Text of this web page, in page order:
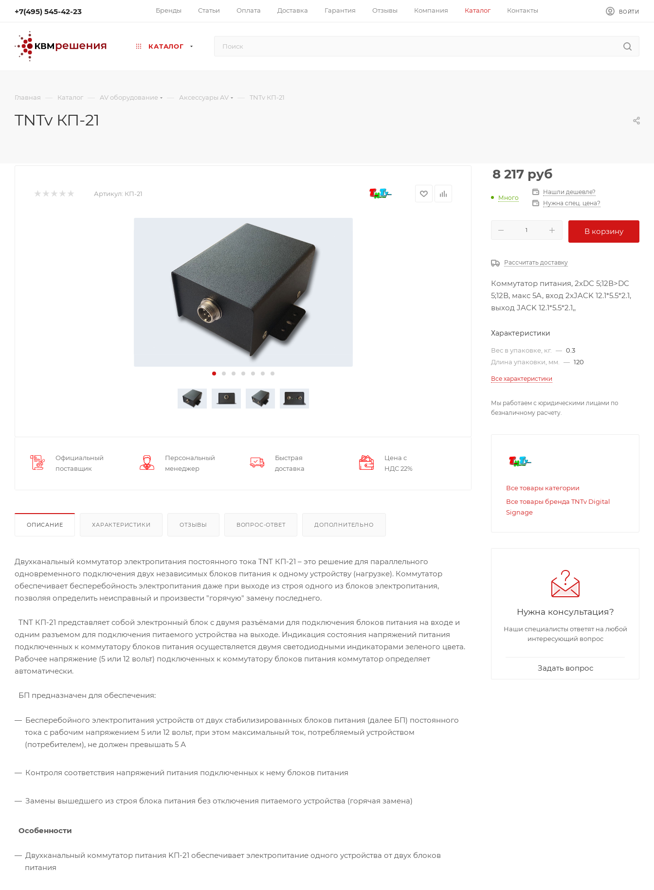
+7(495) 545-42-23 Бренды Статьи Оплата Доставка Гарантия Отзывы Компания Каталог Контакты ВОЙТИ
КАТАЛОГ
Главная — Каталог — AV оборудование — Аксессуары AV — TNTv КП-21
TNTv КП-21
Артикул: КП-21
Официальный
поставщик
Персональный
менеджер
Быстрая
доставка
Цена с
НДС 22%
ОПИСАНИЕ ХАРАКТЕРИСТИКИ ОТЗЫВЫ ВОПРОС-ОТВЕТ ДОПОЛНИТЕЛЬНО
Двухканальный коммутатор электропитания постоянного тока TNT КП-21 – это решение для параллельного
одновременного подключения двух независимых блоков питания к одному устройству (нагрузке). Коммутатор
обеспечивает бесперебойность электропитания даже при выходе из строя одного из блоков электропитания,
позволяя определить неисправный и произвести "горячую" замену последнего.
TNT КП-21 представляет собой электронный блок с двумя разъёмами для подключения блоков питания на входе и
одним разъемом для подключения питаемого устройства на выходе. Индикация состояния напряжений питания
подключенных к коммутатору блоков питания осуществляется двумя светодиодными индикаторами зеленого цвета.
Рабочее напряжение (5 или 12 вольт) подключенных к коммутатору блоков питания коммутатор определяет
автоматически.
БП предназначен для обеспечения:
Бесперебойного электропитания устройств от двух стабилизированных блоков питания (далее БП) постоянного
тока с рабочим напряжением 5 или 12 вольт, при этом максимальный ток, потребляемый устройством
(потребителем), не должен превышать 5 А
Контроля соответствия напряжений питания подключенных к нему блоков питания
Замены вышедшего из строя блока питания без отключения питаемого устройства (горячая замена)
Особенности
Двухканальный коммутатор питания KП-21 обеспечивает электропитание одного устройства от двух блоков
питания
8 217 руб
Много
Нашли дешевле?
Нужна спец. цена?
В корзину
Рассчитать доставку
Коммутатор питания, 2xDC 5;12В>DC
5;12В, макс 5A, вход 2xJACK 12.1*5.5*2.1,
выход JACK 12.1*5.5*2.1,,
Характеристики
Вес в упаковке, кг. — 0.3
Длина упаковки, мм.
— 120
Все характеристики
Мы работаем с юридическими лицами по
безналичному расчету.
Все товары категории
Все товары бренда TNTv Digital
Signage
Нужна консультация?
Наши специалисты ответят на любой
интересующий вопрос
Задать вопрос